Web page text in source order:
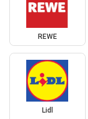
REWE
Lidl